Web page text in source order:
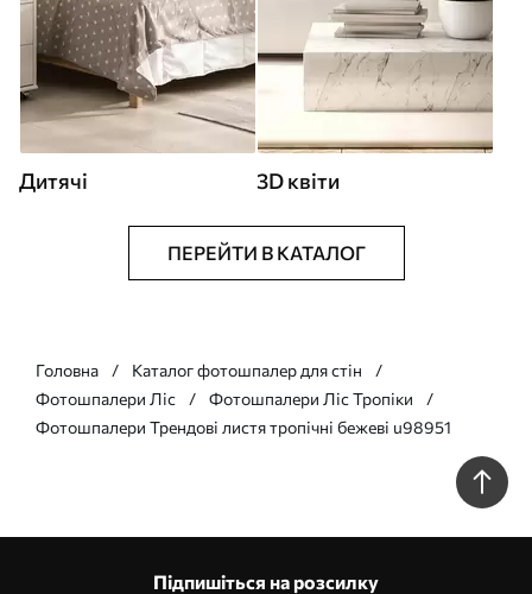
Дитячі 3D квіти
ПЕРЕЙТИ В КАТАЛОГ
Головна
Каталог фотошпалер для стін
Фотошпалери Ліс
Фотошпалери Ліс Тропіки
Фотошпалери Трендові листя тропічні бежеві u98951
Підпишіться на розсилку